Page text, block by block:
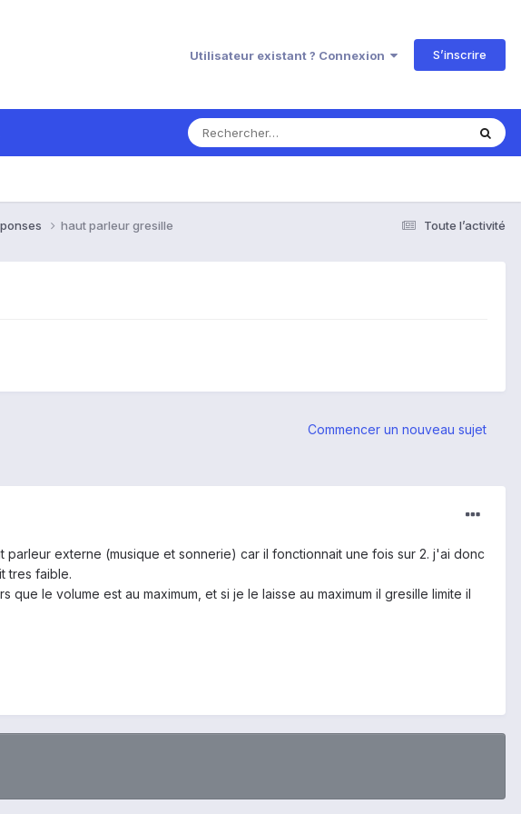
Utilisateur existant ? Connexion S’inscrire
Toute l’activité
haut parleur gresille
Commencer un nouveau sujet
externe (musique et sonnerie) car il fonctionnait une fois sur 2. j'ai donc
tres faible.
le volume est au maximum, et si je le laisse au maximum il gresille limite il